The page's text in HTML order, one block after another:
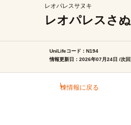
レオパレスサヌキ
レオパレスさ
UniLifeコード：N194
情報更新日：2026年07月24日 /次
棟情報に戻る